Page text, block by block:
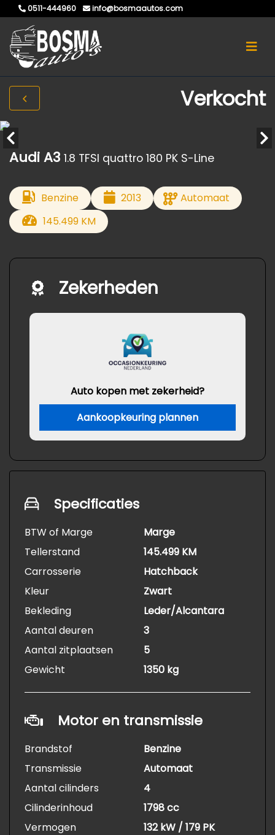
0511-444960 info@bosmaautos.com
Verkocht
Audi A3 1.8 TFSI quattro 180 PK S-Line
Benzine 2013
Automaat
145.499 KM
Zekerheden
Auto kopen met zekerheid?
Aankoopkeuring plannen
Specificaties
BTW of Marge
Marge
Tellerstand
145.499 KM
Carrosserie
Hatchback
Kleur
Zwart
Bekleding
Leder/Alcantara
Aantal deuren
3
Aantal zitplaatsen
5
Gewicht
1350 kg
Motor en transmissie
Brandstof
Benzine
Transmissie
Automaat
Aantal cilinders
4
Cilinderinhoud
1798 cc
Vermogen
132 kW / 179 PK